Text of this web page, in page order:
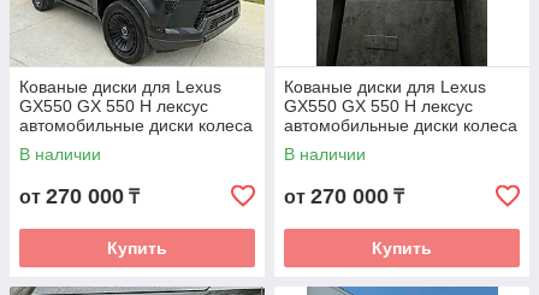
Кованые диски для Lexus
GX550 GX 550 H лексус
автомобильные диски колеса
ковка диск
В наличии
от 270 000 ₸
Купить
Кованые диски для Lexus
GX550 GX 550 H лексус
автомобильные диски колеса
ковка диск
В наличии
от 270 000 ₸
Купить